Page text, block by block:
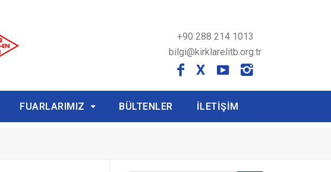
+90 288 214 1013
bilgi@kirklarelitb.org.tr
X
FUARLARIMIZ BÜLTENLER İLETİŞİM